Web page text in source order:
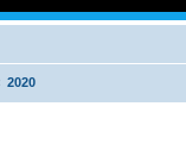
2020